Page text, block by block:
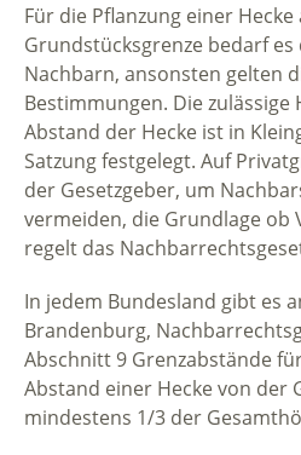
Für die Pflanzung einer Hecke
Grundstücksgrenze bedarf
Nachbarn, ansonsten gelten
Bestimmungen. Die zulässige
Abstand der Hecke ist in
Satzung festgelegt. Auf
der Gesetzgeber, um
vermeiden, die Grundlage ob
regelt das
In jedem Bundesland gibt es
Brandenburg,
Abschnitt 9 Grenzabstände
Abstand einer Hecke von der
mindestens 1/3 der